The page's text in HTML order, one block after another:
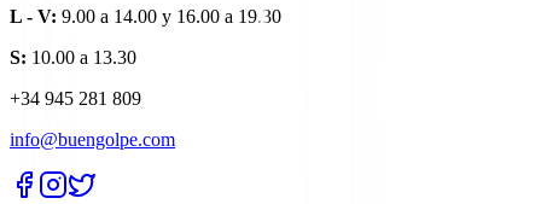
L - V: 9.00 a 14.00 y 16.00 a 19.30
S: 10.00 a 13.30
+34 945 281 809
info@buengolpe.com